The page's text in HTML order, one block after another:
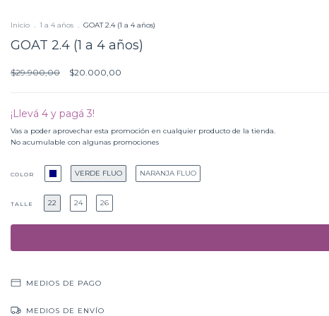
Inicio . 1 a 4 años . GOAT 2.4 (1 a 4 años)
GOAT 2.4 (1 a 4 años)
$29.900,00 $20.000,00
¡Llevá 4 y pagá 3!
Vas a poder aprovechar esta promoción en cualquier producto de la tienda.
No acumulable con algunas promociones
COLOR VERDE FLUO NARANJA FLUO
TALLE 22 24 26
MEDIOS DE PAGO
MEDIOS DE ENVÍO